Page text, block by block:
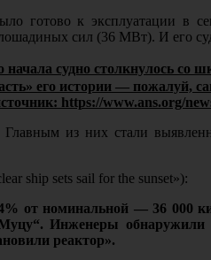
готово к эксплуатации в
сил (36 МВт). И его
судно столкнулось со
его истории —
https://www.ans.org/
из них стали
ship sets sail for the sunset»):
от номинальной — 36
Инженеры
реактор».